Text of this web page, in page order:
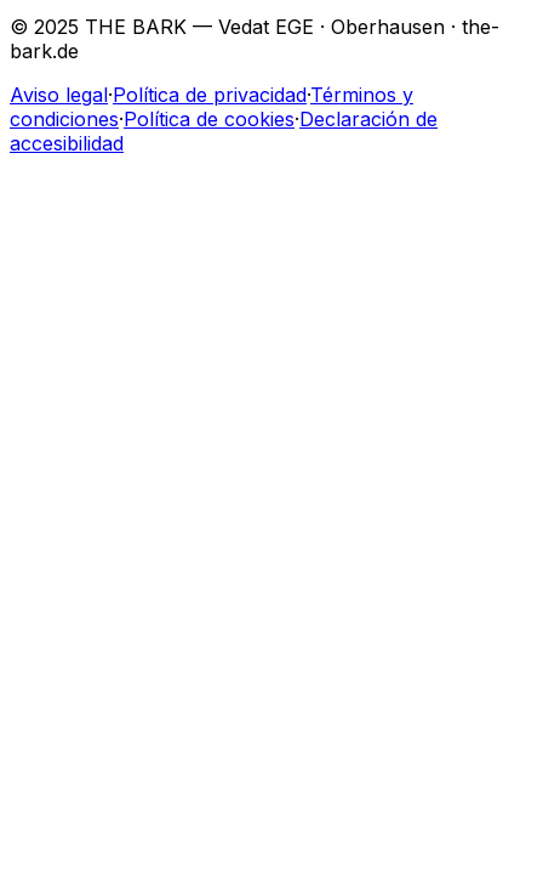
© 2025 THE BARK — Vedat EGE · Oberhausen · the-
bark.de
Aviso legal·Política de privacidad·Términos y
condiciones·Política de cookies·Declaración de
accesibilidad